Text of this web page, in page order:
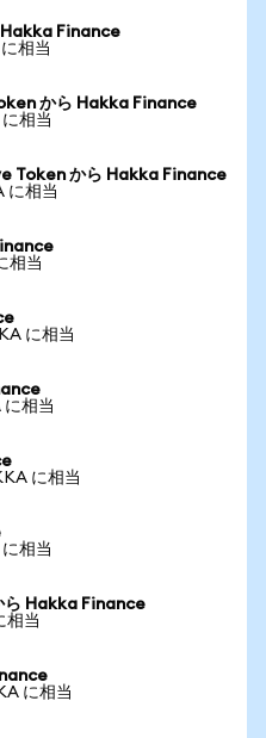
Finance
相当
から Hakka Finance
相当
Token から Hakka Finance
に相当
相当
に相当
相当
に相当
相当
Hakka Finance
相当
に相当